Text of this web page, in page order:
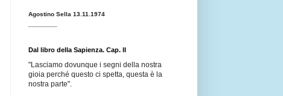
Agostino Sella 13.11.1974
Dal libro della Sapienza. Cap. II
"Lasciamo dovunque i segni della nostra
gioia perché questo ci spetta, questa è la
nostra parte".